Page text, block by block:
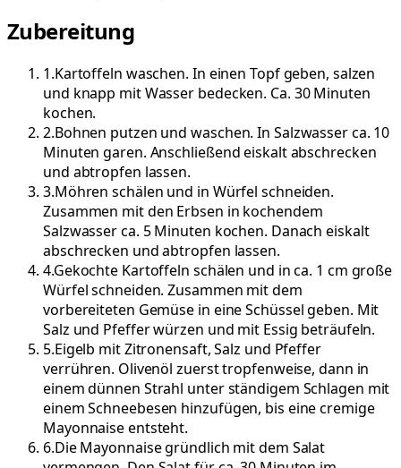
Zubereitung
1.Kartoffeln waschen. In einen Topf geben, salzen
und knapp mit Wasser bedecken. Ca. 30 Minuten
kochen.
2.Bohnen putzen und waschen. In Salzwasser ca. 10
Minuten garen. Anschließend eiskalt abschrecken
und abtropfen lassen.
3.Möhren schälen und in Würfel schneiden.
Zusammen mit den Erbsen in kochendem
Salzwasser ca. 5 Minuten kochen. Danach eiskalt
abschrecken und abtropfen lassen.
4.Gekochte Kartoffeln schälen und in ca. 1 cm große
Würfel schneiden. Zusammen mit dem
vorbereiteten Gemüse in eine Schüssel geben. Mit
Salz und Pfeffer würzen und mit Essig beträufeln.
5.Eigelb mit Zitronensaft, Salz und Pfeffer
verrühren. Olivenöl zuerst tropfenweise, dann in
einem dünnen Strahl unter ständigem Schlagen mit
einem Schneebesen hinzufügen, bis eine cremige
Mayonnaise entsteht.
6.Die Mayonnaise gründlich mit dem Salat